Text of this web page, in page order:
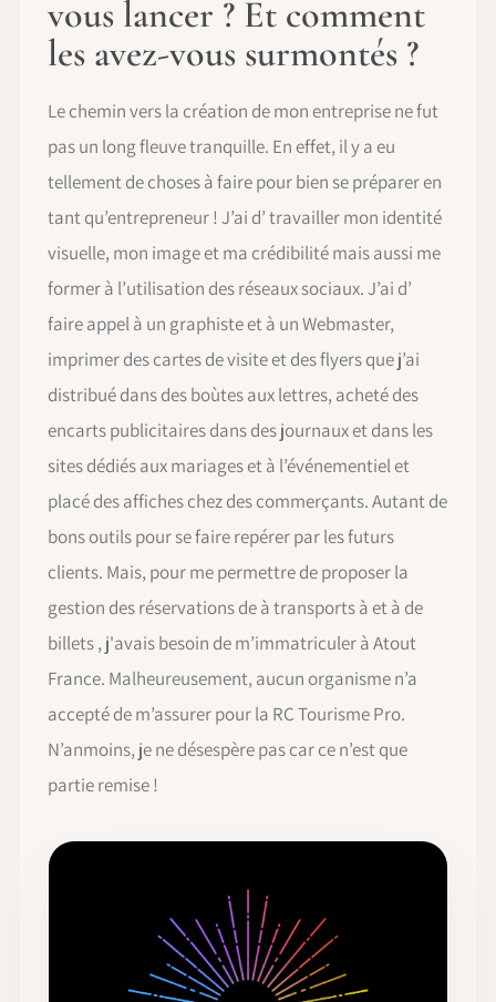
vous lancer ? Et comment
les avez-vous surmontés ?
Le chemin vers la création de mon entreprise ne fut
pas un long fleuve tranquille. En effet, il y a eu
tellement de choses à faire pour bien se préparer en
tant qu’entrepreneur ! J’ai d’ travailler mon identité
visuelle, mon image et ma crédibilité mais aussi me
former à l’utilisation des réseaux sociaux. J’ai d’
faire appel à un graphiste et à un Webmaster,
imprimer des cartes de visite et des flyers que j’ai
distribué dans des boùtes aux lettres, acheté des
encarts publicitaires dans des journaux et dans les
sites dédiés aux mariages et à l’événementiel et
placé des affiches chez des commerçants. Autant de
bons outils pour se faire repérer par les futurs
clients. Mais, pour me permettre de proposer la
gestion des réservations de à transports à et à de
billets , j'avais besoin de m’immatriculer à Atout
France. Malheureusement, aucun organisme n’a
accepté de m’assurer pour la RC Tourisme Pro.
N’anmoins, je ne désespère pas car ce n’est que
partie remise !